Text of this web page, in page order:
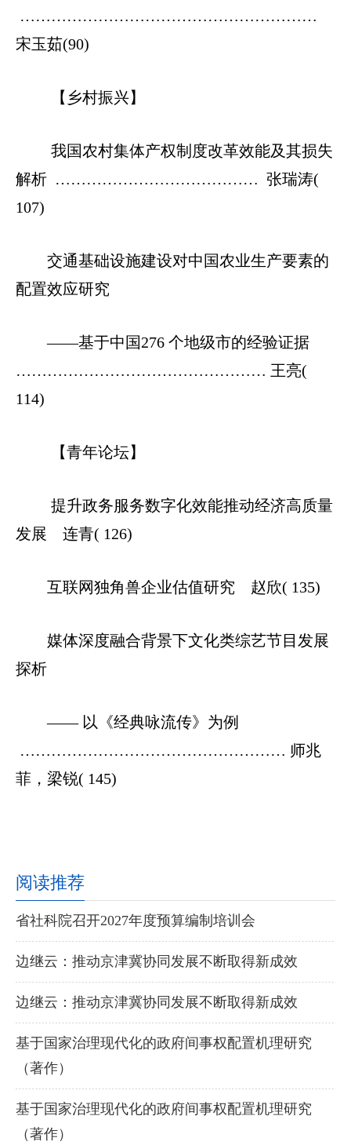
…………………………………………………
宋玉茹(90)
【乡村振兴】
我国农村集体产权制度改革效能及其损失
解析 ………………………………… 张瑞涛(
107)
交通基础设施建设对中国农业生产要素的
配置效应研究
——基于中国276 个地级市的经验证据
………………………………………… 王亮(
114)
【青年论坛】
提升政务服务数字化效能推动经济高质量
发展 连青( 126)
互联网独角兽企业估值研究 赵欣( 135)
媒体深度融合背景下文化类综艺节目发展
探析
—— 以《经典咏流传》为例
…………………………………………… 师兆
菲，梁锐( 145)
阅读推荐
省社科院召开2027年度预算编制培训会
边继云：推动京津冀协同发展不断取得新成效
边继云：推动京津冀协同发展不断取得新成效
基于国家治理现代化的政府间事权配置机理研究
（著作）
基于国家治理现代化的政府间事权配置机理研究
（著作）